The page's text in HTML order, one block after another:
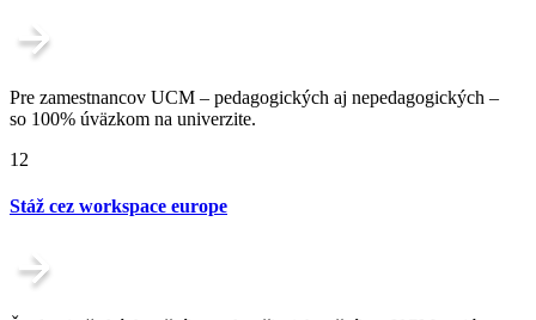
Pre zamestnancov UCM – pedagogických aj nepedagogických –
so 100% úväzkom na univerzite.
12
Stáž cez workspace europe